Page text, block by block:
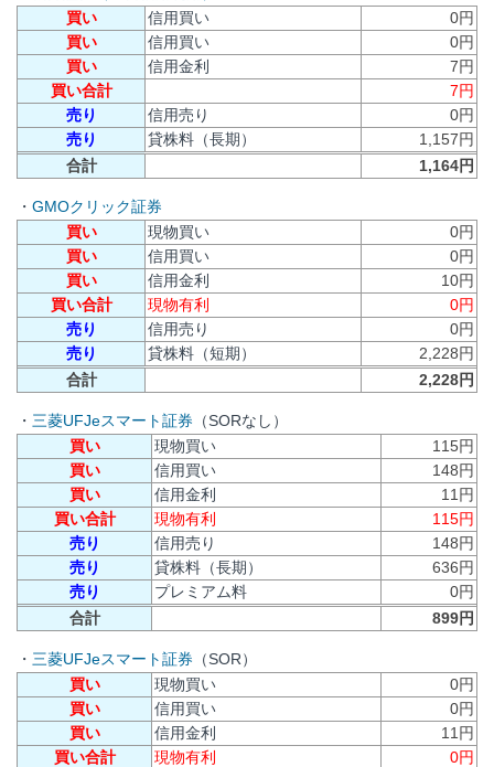
買い
信用買い
0円
買い
信用買い
0円
買い
信用金利
7円
買い合計
7円
売り
信用売り
0円
売り
貸株料（長期）
1,157円
合計
1,164円
・ GMOクリック証券
買い
現物買い
0円
買い
信用買い
0円
買い
信用金利
10円
買い合計
現物有利
0円
売り
信用売り
0円
売り
貸株料（短期）
2,228円
合計
2,228円
・ 三菱UFJeスマート証券 （SORなし）
買い
現物買い
115円
買い
信用買い
148円
買い
信用金利
11円
買い合計
現物有利
115円
売り
信用売り
148円
売り
貸株料（長期）
636円
売り
プレミアム料
0円
合計
899円
・ 三菱UFJeスマート証券 （SOR）
買い
現物買い
0円
買い
信用買い
0円
買い
信用金利
11円
買い合計
現物有利
0円